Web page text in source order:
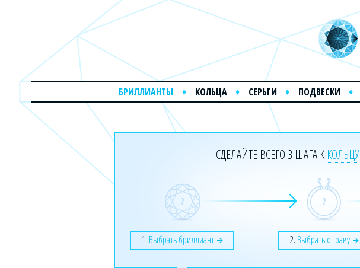
БРИЛЛИАНТЫ КОЛЬЦА СЕРЬГИ ПОДВЕСКИ
СДЕЛАЙТЕ ВСЕГО 3 ШАГА ККОЛЬЦУ
1. Выбрать бриллиант 2. Выбрать оправу